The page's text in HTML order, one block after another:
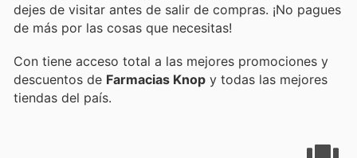
dejes de visitar antes de salir de compras. ¡No pagues
de más por las cosas que necesitas!
Con tiene acceso total a las mejores promociones y
descuentos de Farmacias Knop y todas las mejores
tiendas del país.